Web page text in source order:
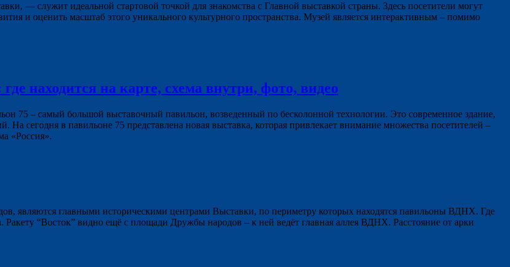
— служит идеальной стартовой точкой для знакомства с Главной выставкой страны. Здесь посетители могут
и оценить масштаб этого уникального культурного пространства. Музей является интерактивным – помимо
находится на карте, схема внутри, фото, видео
75 – самый большой выставочный павильон, возведенный по бесколонной технологии. Это современное здание,
сегодня в павильоне 75 представлена новая выставка, которая привлекает внимание множества посетителей –
«Россия».
главными историческими центрами Выставки, по периметру которых находятся павильоны ВДНХ. Где
Ракету “Восток” видно ещё с площади Дружбы народов – к ней ведёт главная аллея ВДНХ. Расстояние от арки